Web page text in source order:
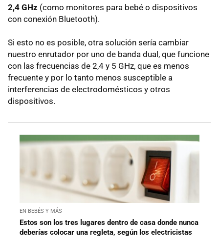
2,4 GHz (como monitores para bebé o dispositivos
con conexión Bluetooth).
Si esto no es posible, otra solución sería cambiar
nuestro enrutador por uno de banda dual, que funcione
con las frecuencias de 2,4 y 5 GHz, que es menos
frecuente y por lo tanto menos susceptible a
interferencias de electrodomésticos y otros
dispositivos.
EN BEBÉS Y MÁS
Estos son los tres lugares dentro de casa donde nunca
deberías colocar una regleta, según los electricistas